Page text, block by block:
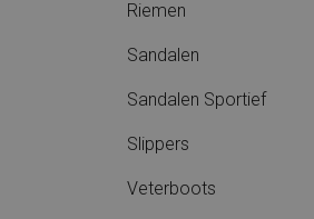
Riemen
Sandalen
Sandalen Sportief
Slippers
Veterboots